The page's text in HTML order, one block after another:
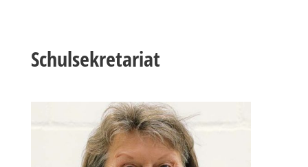
Schulsekretariat